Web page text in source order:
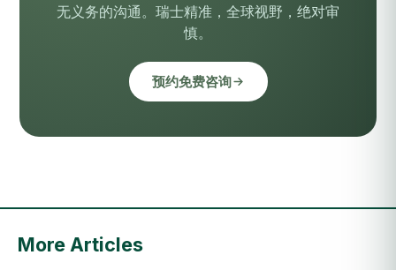
无义务的沟通。瑞士精准，全球视野，绝对审
慎。
预约免费咨询
More Articles